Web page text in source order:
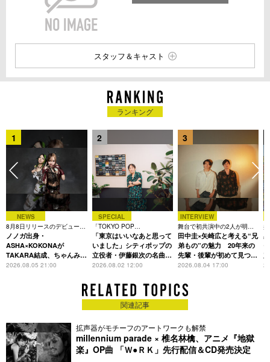
スタッフ＆キャスト
ランキング
1
NEWS
8月8日リリースのデビュー曲
は「Time is money」
ノノガ出身・
ASHA×KOKONAが
TAKARA結成、ちゃんみな
主宰レーベル第2弾アーテ
2026.08.05 21:00
2
SPECIAL
「TOKYO POP
CHRONICLE」特集
「東京はいいなあと思って
いました」シティポップの
立役者・伊藤銀次の名曲回
想録
2026.08.02 12:00
3
INTERVIEW
舞台で初共演中の2人が明か
す、今の自分をつくる恩人の
存在
田中圭×矢崎広と考える“兄
弟もの”の魅力 20年来の
先輩・後輩が初めて見つけ
た互いの共通点とは
2026.08.04 17:00
関連記事
拡声器がモチーフのアートワークも解禁
millennium parade × 椎名林檎、アニメ『地獄
楽』OP曲 「Ｗ●ＲＫ」先行配信＆CD発売決定